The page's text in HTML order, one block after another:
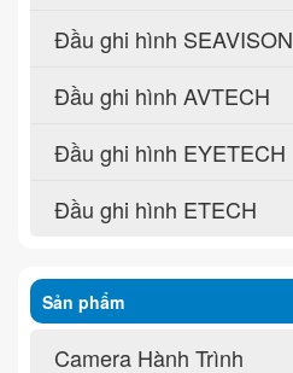
Đầu ghi hình SEAVISON
Đầu ghi hình AVTECH
Đầu ghi hình EYETECH
Đầu ghi hình ETECH
Sản phẩm
Camera Hành Trình